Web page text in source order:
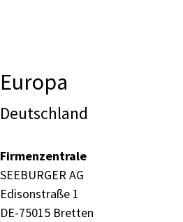
Europa
Deutschland
Firmenzentrale
SEEBURGER AG
Edisonstraße 1
DE-75015 Bretten